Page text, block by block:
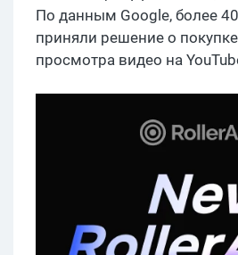
По данным Google, более
приняли решение о
просмотра видео на